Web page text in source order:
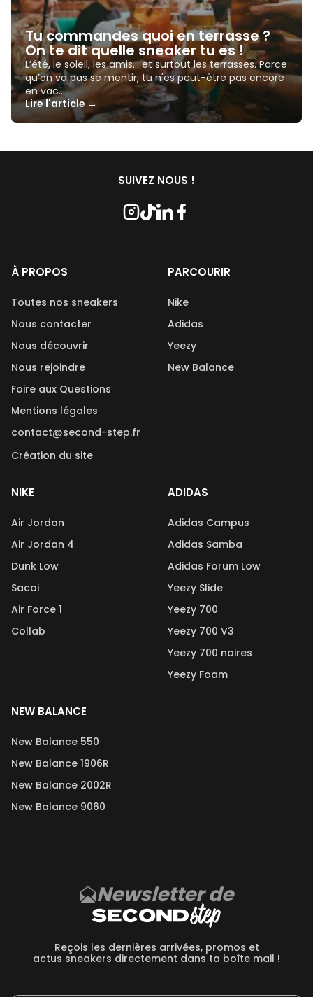
Tu commandes quoi en terrasse ?
On te dit quelle sneaker tu es !
L’été, le soleil, les amis… et surtout les terrasses. Parce
qu’on va pas se mentir, tu n'es peut-être pas encore
en vac…
Lire l'article →
SUIVEZ NOUS !
À PROPOS
Toutes nos sneakers
Nous contacter
Nous découvrir
Nous rejoindre
Foire aux Questions
Mentions légales
contact@second-step.fr
Création du site
PARCOURIR
Nike
Adidas
Yeezy
New Balance
NIKE
Air Jordan
Air Jordan 4
Dunk Low
Sacai
Air Force 1
Collab
ADIDAS
Adidas Campus
Adidas Samba
Adidas Forum Low
Yeezy Slide
Yeezy 700
Yeezy 700 V3
Yeezy 700 noires
Yeezy Foam
NEW BALANCE
New Balance 550
New Balance 1906R
New Balance 2002R
New Balance 9060
Newsletter de
Reçois les dernières arrivées, promos et
actus sneakers directement dans ta boîte mail !